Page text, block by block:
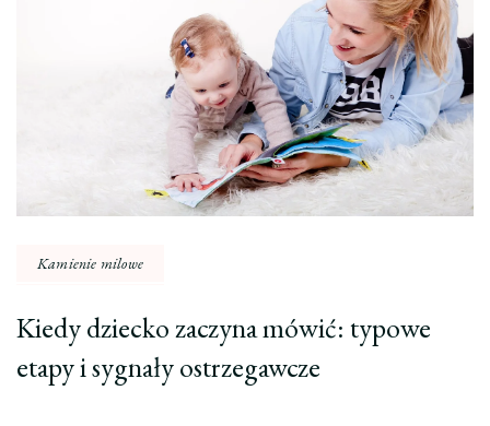
Kamienie milowe
Kiedy dziecko zaczyna mówić: typowe
etapy i sygnały ostrzegawcze